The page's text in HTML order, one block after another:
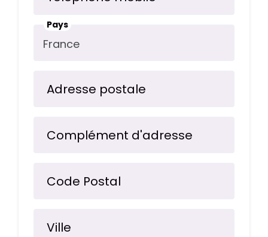
Pays
Adresse postale
Complément d'adresse
Code Postal
Ville